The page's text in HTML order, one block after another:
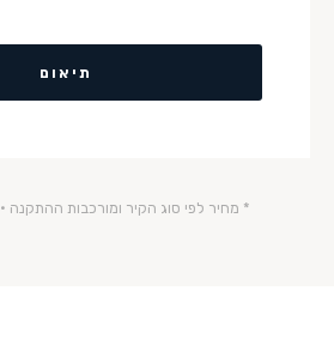
תיאום
* מחיר לפי סוג הקיר ומורכבות ההתקנה ·